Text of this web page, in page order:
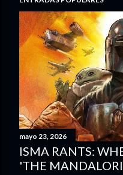
mayo 23, 2026
ISMA RANTS:
'THE